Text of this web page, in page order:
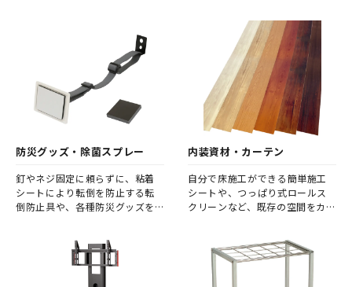
ている樹木の場合は、設置後も
剪定が必要であったり、枯れが
発生したりなどと形状が変化し
てしまう事もありますが、造木
なら一定の形状を保ち続けます。
実像を鮮明に再現する高い反射
率を、超高透明の極薄フィルム
により実現しました。
防災グッズ・除菌スプレー
釘やネジ固定に頼らずに、粘着
シートにより転倒を防止する転
倒防止具や、各種防災グッズを
いグッズをぜひ、お試しくださ
内装資材・カーテン
自分で床施工ができる簡単施工
シートや、つっぱり式ロールス
クリーンなど、既存の空間をカス